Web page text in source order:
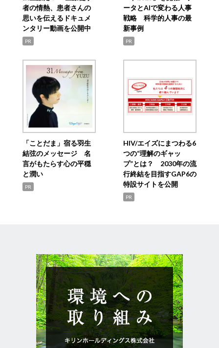
者の情熱、患者さんの
思いを伝えるドキュメ
ンタリー動画を公開中
PR
ータとAIで変わる人事
戦略 科学的人事の最
新事例
PR
「ことだま」宿る羽生
結弦のメッセージ 名
言がもたらす心の平穏
と潤い
PR
HIV/エイズにまつわる6
つの“理解のギャッ
プ”とは？ 2030年の流
行終結を目指すGAP6の
特設サイトを公開
PR